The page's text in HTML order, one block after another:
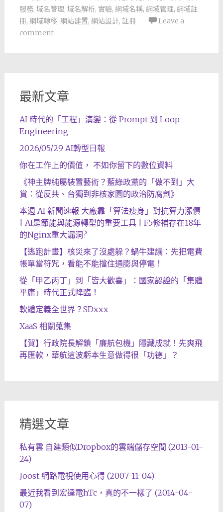
服務, 域名管理, 域名解析, 實驗, 網域名稱, 網域管理, 網域註
冊, 網域轉移, 網站建置, 網站設計, 註冊
Leave a
comment
最新文章
AI 時代的「工程」演變：從 Prompt 到 Loop
Engineering
2026/05/29 AI轉型日報
你在工作上的價值， 不如你留下的數位資料
《神主牌純屬裝置藝術？藍綠政黨的「做不到」大
賞：從反共、台獨到非核家園的政治防腐劑》
本週 AI 新聞速報 大廠靠「算法瘦身」對抗算力漲價
| AI是節能與能源轉型的重要工具 | F5修補存在18年
的Nginx重大漏洞?
【逃跑計畫】核災來了沒處躲？蝸牛建議：先把電費
帳單當符咒，看能不能擋住通膨與停電！
從「甲乙丙丁」到「皆大歡喜」：國家認證的「集體
平庸」時代正式降臨！
軟體定義全世界？SDxxx
XaaS 相關蒐集
【賀】行政院長解鎖「廉航包機」隱藏成就！先爽飛
再匯款，華航這波虧本生意做得很「功德」？
精選文章
私有雲 自建類似Dropbox的雲端儲存空間 (2013-01-
24)
Joost 網路電視使用心得 (2007-11-04)
最近我看到宏達電hTc，真的不一樣了 (2014-04-
07)